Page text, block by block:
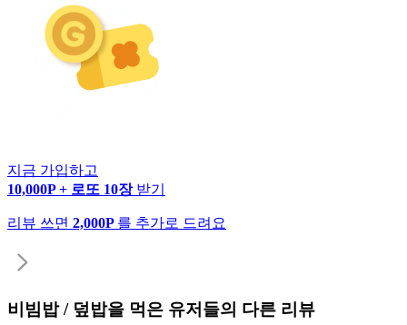
지금 가입하고
10,000P + 로또 10장 받기
리뷰 쓰면 2,000P 를 추가로 드려요
비빔밥 / 덮밥을 먹은 유저들의 다른 리뷰